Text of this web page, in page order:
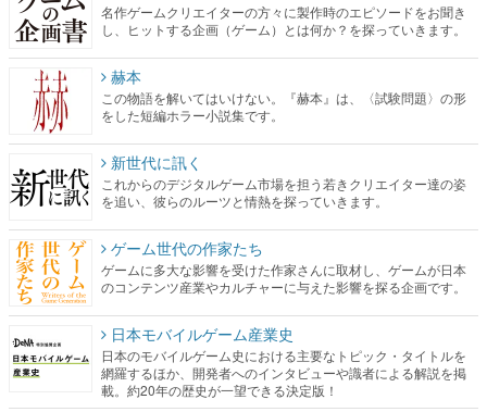
名作ゲームクリエイターの方々に製作時のエピソードをお聞き
し、ヒットする企画（ゲーム）とは何か？を探っていきます。
赫本
この物語を解いてはいけない。『赫本』は、〈試験問題〉の形
をした短編ホラー小説集です。
新世代に訊く
これからのデジタルゲーム市場を担う若きクリエイター達の姿
を追い、彼らのルーツと情熱を探っていきます。
ゲーム世代の作家たち
ゲームに多大な影響を受けた作家さんに取材し、ゲームが日本
のコンテンツ産業やカルチャーに与えた影響を探る企画です。
日本モバイルゲーム産業史
日本のモバイルゲーム史における主要なトピック・タイトルを
網羅するほか、開発者へのインタビューや識者による解説を掲
載。約20年の歴史が一望できる決定版！